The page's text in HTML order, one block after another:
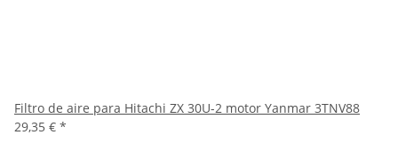
Filtro de aire para Hitachi ZX 30U-2 motor Yanmar 3TNV88
29,35 € *